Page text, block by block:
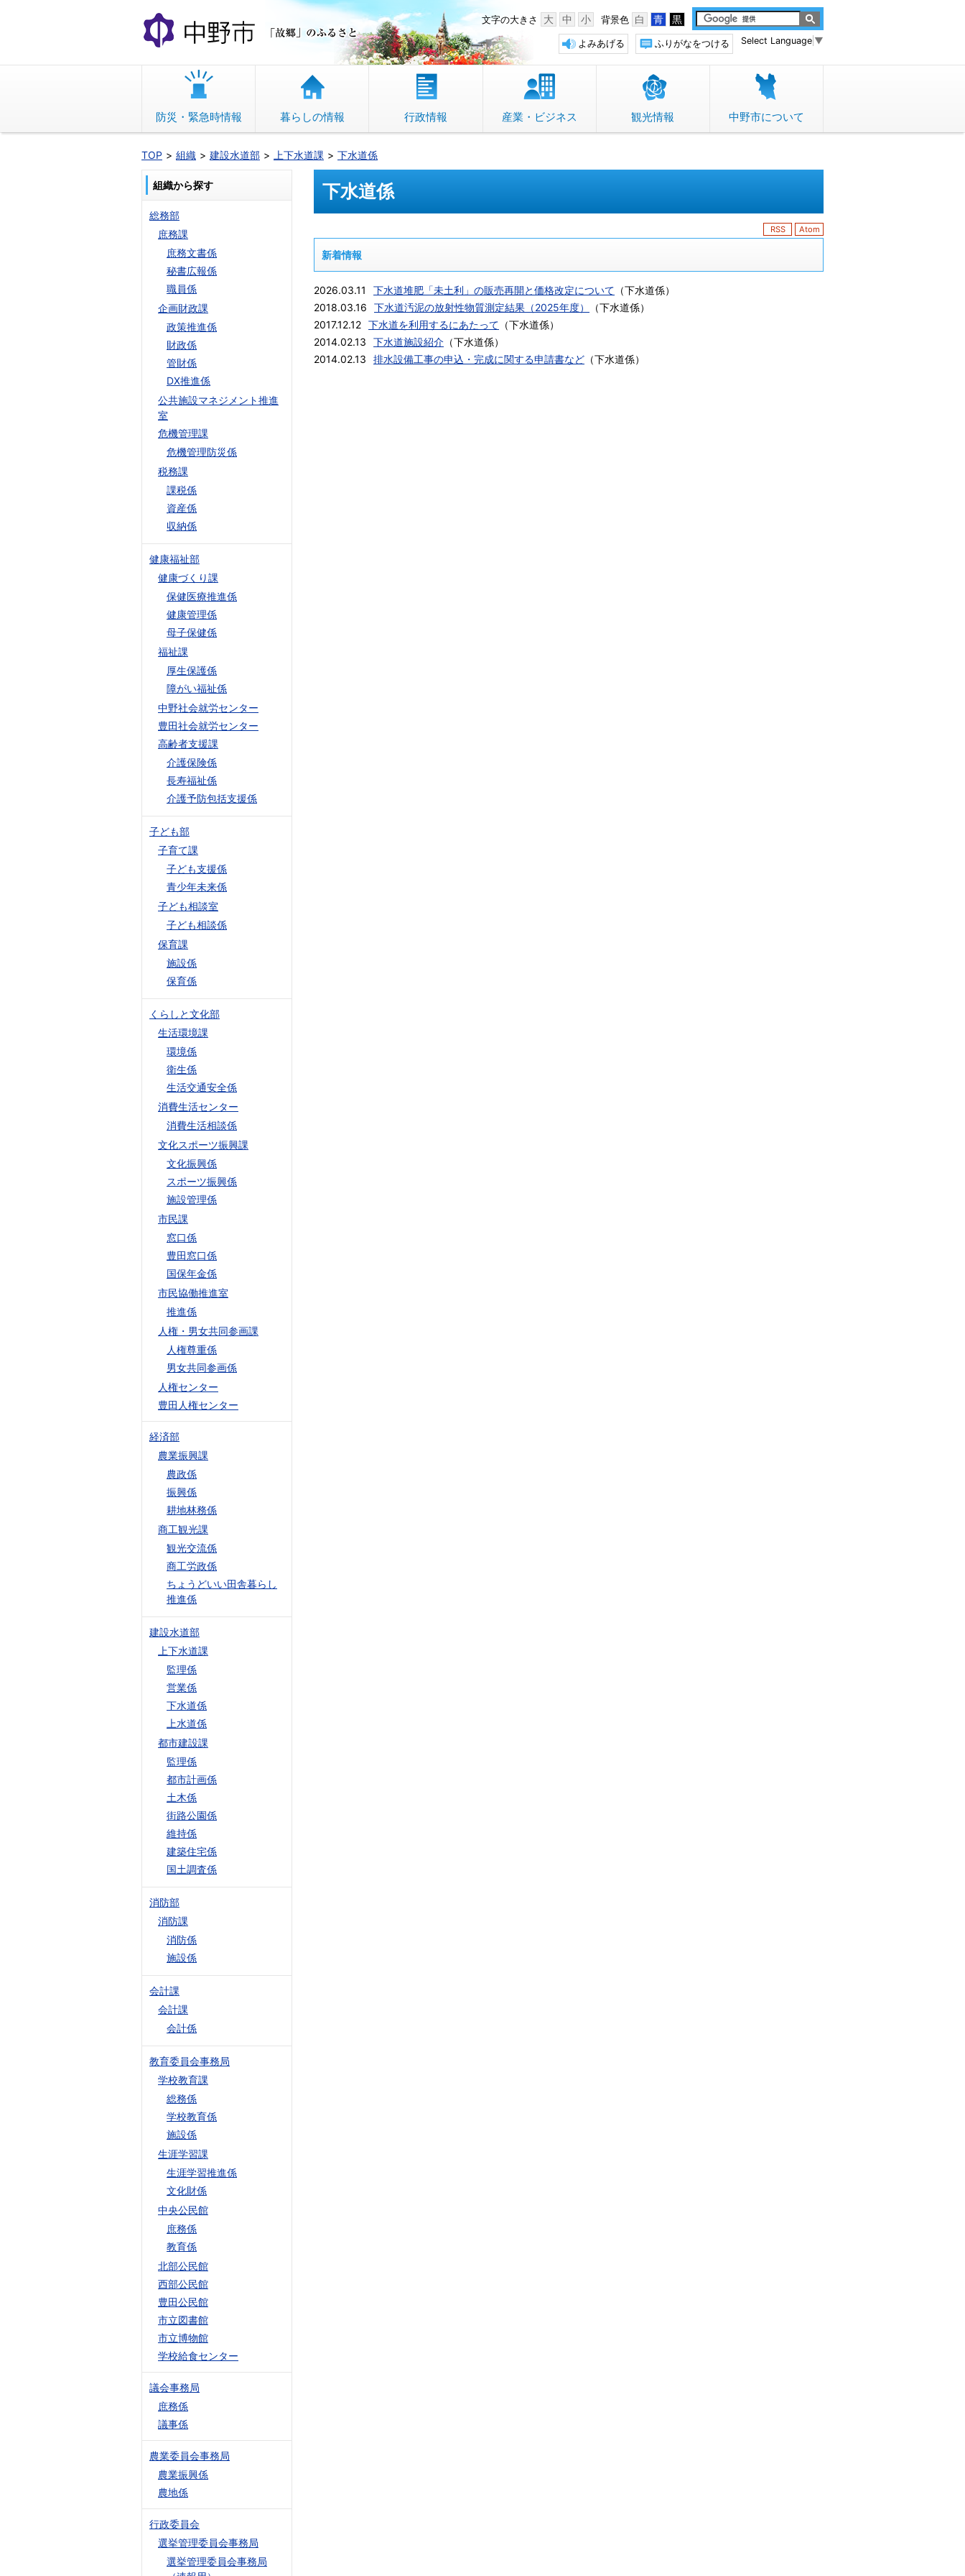
文
へ
動
中野市 「故郷」のふるさと 背景色 白 青 黒
文字の大きさ 大 中 小
Select Language ▼
ふりがなをつける
よみあげる
防災・緊急時情報 暮らしの情報 行政情報 産業・ビジネス 観光情報 中野市について
TOP 組織 建設水道部 上下水道課 下水道係
下水道係
RSS Atom
新着情報
2026.03.11 下水道堆肥「未土利」の販売再開と価格改定について （下水道係）
2018.03.16
下水道汚泥の放射性物質測定結果（2025年度） （下水道係）
2017.12.12 下水道を利用するにあたって （下水道係）
2014.02.13
下水道施設紹介 （下水道係）
2014.02.13
排水設備工事の申込・完成に関する申請書など （下水道係）
組織から探す
総務部
庶務課
庶務文書係
秘書広報係
職員係
企画財政課
政策推進係
財政係
管財係
DX推進係
公共施設マネジメント推進
室
危機管理課
危機管理防災係
税務課
課税係
資産係
収納係
健康福祉部
健康づくり課
保健医療推進係
健康管理係
母子保健係
福祉課
厚生保護係
障がい福祉係
中野社会就労センター
豊田社会就労センター
高齢者支援課
介護保険係
長寿福祉係
介護予防包括支援係
子ども部
子育て課
子ども支援係
青少年未来係
子ども相談室
子ども相談係
保育課
施設係
保育係
くらしと文化部
生活環境課
環境係
衛生係
生活交通安全係
消費生活センター
消費生活相談係
文化スポーツ振興課
文化振興係
スポーツ振興係
施設管理係
市民課
窓口係
豊田窓口係
国保年金係
市民協働推進室
推進係
人権・男女共同参画課
人権尊重係
男女共同参画係
人権センター
豊田人権センター
経済部
農業振興課
農政係
振興係
耕地林務係
商工観光課
観光交流係
商工労政係
ちょうどいい田舎暮らし
推進係
建設水道部
上下水道課
監理係
営業係
下水道係
上水道係
都市建設課
監理係
都市計画係
土木係
街路公園係
維持係
建築住宅係
国土調査係
消防部
消防課
消防係
施設係
会計課
会計課
会計係
教育委員会事務局
学校教育課
総務係
学校教育係
施設係
生涯学習課
生涯学習推進係
文化財係
中央公民館
庶務係
教育係
北部公民館
西部公民館
豊田公民館
市立図書館
市立博物館
学校給食センター
議会事務局
庶務係
議事係
農業委員会事務局
農業振興係
農地係
行政委員会
選挙管理委員会事務局
選挙管理委員会事務局